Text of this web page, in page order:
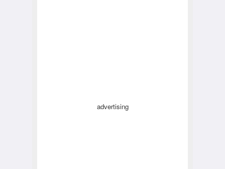
advertising